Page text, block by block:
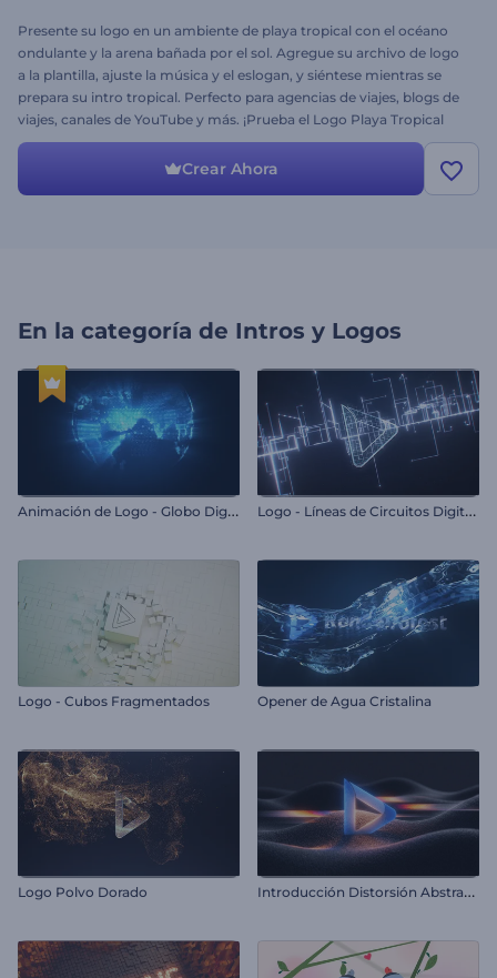
Presente su logo en un ambiente de playa tropical con el océano
ondulante y la arena bañada por el sol. Agregue su archivo de logo
a la plantilla, ajuste la música y el eslogan, y siéntese mientras se
prepara su intro tropical. Perfecto para agencias de viajes, blogs de
viajes, canales de YouTube y más. ¡Prueba el Logo Playa Tropical
ahora!
Crear Ahora
En la categoría de Intros y Logos
A
nimación de Logo - Globo Digital L
ogo - Líneas de Circuitos Digitales
Logo - Cubos Fragmentados Opener de Agua Cristalina
Logo Polvo Dorado I
ntroducción Distorsión Abstracta